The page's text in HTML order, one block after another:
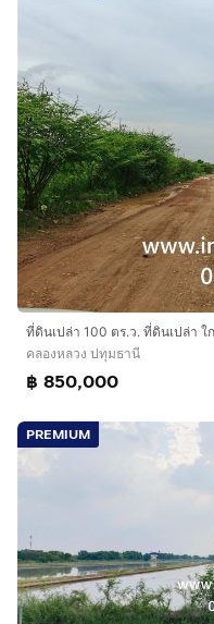
คลองหลวง ปทุมธานี
฿ 850,000
PREMIUM